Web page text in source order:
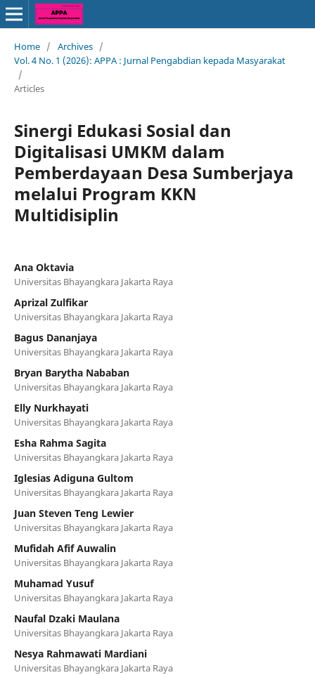
Home / Archives /
Vol. 4 No. 1 (2026): APPA : Jurnal Pengabdian kepada Masyarakat
/
Articles
Sinergi Edukasi Sosial dan
Digitalisasi UMKM dalam
Pemberdayaan Desa Sumberjaya
melalui Program KKN
Multidisiplin
Ana Oktavia
Universitas Bhayangkara Jakarta Raya
Aprizal Zulfikar
Universitas Bhayangkara Jakarta Raya
Bagus Dananjaya
Universitas Bhayangkara Jakarta Raya
Bryan Barytha Nababan
Universitas Bhayangkara Jakarta Raya
Elly Nurkhayati
Universitas Bhayangkara Jakarta Raya
Esha Rahma Sagita
Universitas Bhayangkara Jakarta Raya
Iglesias Adiguna Gultom
Universitas Bhayangkara Jakarta Raya
Juan Steven Teng Lewier
Universitas Bhayangkara Jakarta Raya
Mufidah Afif Auwalin
Universitas Bhayangkara Jakarta Raya
Muhamad Yusuf
Universitas Bhayangkara Jakarta Raya
Naufal Dzaki Maulana
Universitas Bhayangkara Jakarta Raya
Nesya Rahmawati Mardiani
Universitas Bhayangkara Jakarta Raya